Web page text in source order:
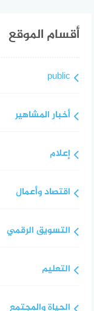
أقسام الموقع
public
أخبار المشاهير
إعلام
اقتصاد وأعمال
التسويق الرقمي
التعليم
الحياة والمجتمع